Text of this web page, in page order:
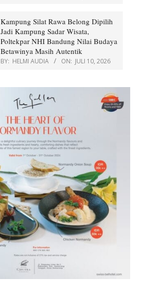
Kampung Silat Rawa Belong Dipilih
Jadi Kampung Sadar Wisata,
Poltekpar NHI Bandung Nilai Budaya
Betawinya Masih Autentik
BY: HELMI AUDIA ON: JULI 10, 2026